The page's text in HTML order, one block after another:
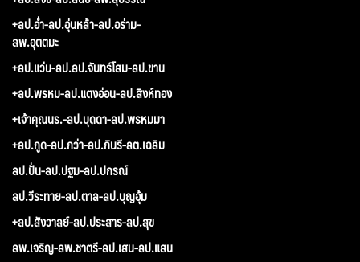
+ลป.อ่ำ-ลป.อุ่นหล้า-ลป.อร่าม-
ลพ.อุตตมะ
+ลป.แว่น-ลป.ลป.จันทร์โสม-ลป.ขาน
+ลป.พรหม-ลป.แตงอ่อน-ลป.สิงห์ทอง
+เจ้าคุณนร.-ลป.บุดดา-ลป.พรหมมา
+ลป.กูด-ลป.กว่า-ลป.กินรี-ลต.เฉลิม
ลป.ปั่น-ลป.ปฐม-ลป.ปกรณ์
ลป.วีระทาย-ลป.ตาล-ลป.บุญอุ้ม
+ลป.สังวาลย์-ลป.ประสาร-ลป.สุข
ลพ.เจริญ-ลพ.ชาตรี-ลป.เสน-ลป.แสน